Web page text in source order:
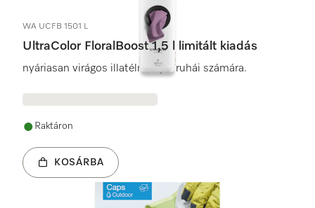
WA UCFB 1501 L
UltraColor FloralBoost 1,5 l limitált kiadás
nyáriasan virágos illatélmény a ruhái számára.
Raktáron
KOSÁRBA